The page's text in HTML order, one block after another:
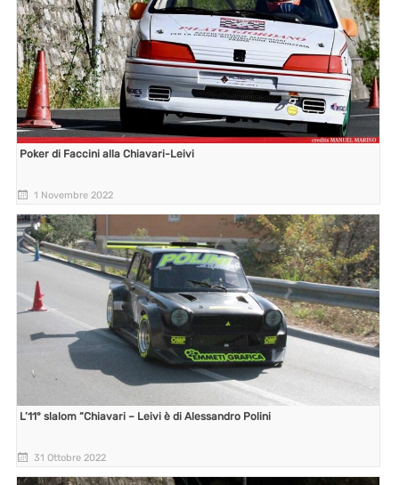
Poker di Faccini alla Chiavari-Leivi
1 Novembre 2022
L’11° slalom “Chiavari – Leivi è di Alessandro Polini
31 Ottobre 2022